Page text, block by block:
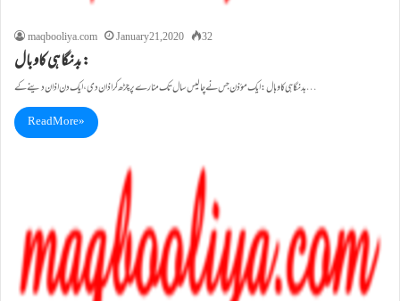
maqbooliya.com January 21, 2020 32
بدنگاہی کاوبال:
بدنگاہی کاوبال: ایک مؤذن جس نے چالیس سال تک منارے پر چڑھ کر اذان دی، ایک دن اذان دینے کے…
Read More »